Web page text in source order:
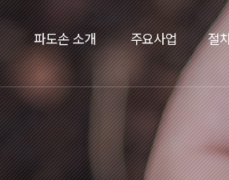
파도손 소개 주요사업 절